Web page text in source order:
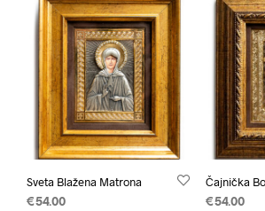
Sveta Blažena Matrona
€54.00
Čajnička
€54.00